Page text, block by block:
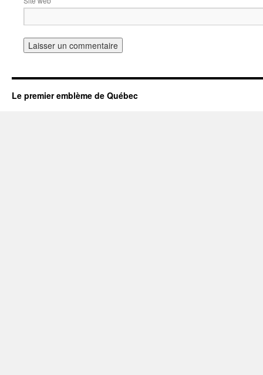
Le premier emblème de Québec